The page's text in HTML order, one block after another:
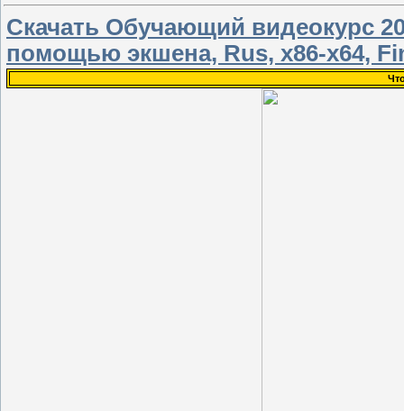
Скачать Обучающий видеокурс
помощью экшена, Rus, x86-x64,